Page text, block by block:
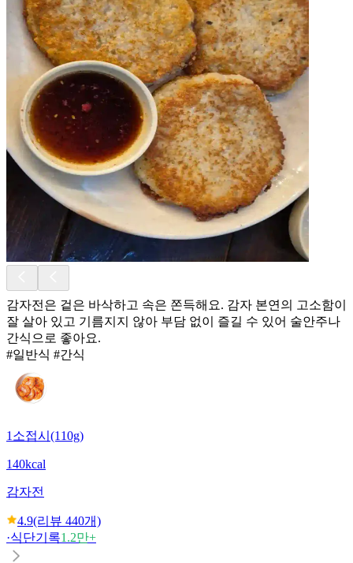
감자전은 겉은 바삭하고 속은 쫀득해요. 감자 본연의 고소함이
잘 살아 있고 기름지지 않아 부담 없이 즐길 수 있어 술안주나
간식으로 좋아요.
#일반식 #간식
1소접시(110g)
140kcal
감자전
4.9(리뷰 440개)
·식단기록1.2만+